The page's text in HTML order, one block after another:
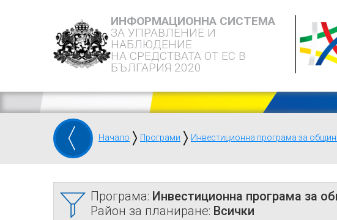
ИНФОРМАЦИОННА СИСТЕМА
ЗА УПРАВЛЕНИЕ И
НАБЛЮДЕНИЕ
НА СРЕДСТВАТА ОТ ЕС В
БЪЛГАРИЯ 2020
Начало Програми Инвестиционна програма за
Програма: Инвестиционна програма за
Район за планиране: Всички